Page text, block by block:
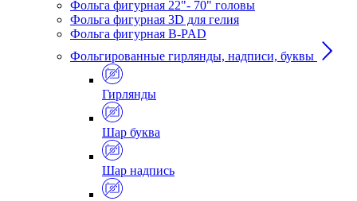
Фольга фигурная 22"- 70" головы
Фольга фигурная 3D для гелия
Фольга фигурная B-PAD
Фольгированные гирлянды, надписи, буквы
Гирлянды
Шар буква
Шар надпись